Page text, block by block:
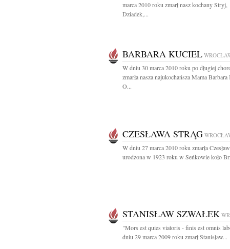
marca 2010 roku zmarł nasz kochany Stryj,
Dziadek,...
BARBARA KUCIEL
W dniu 30 marca 2010 roku po długiej
zmarła nasza najukochańsza Mama
O...
CZESŁAWA STRĄG
W dniu 27 marca 2010 roku zmarła
urodzona w 1923 roku w Seńkowie koło
STANISŁAW SZWAŁEK
"Mors est quies viatoris - finis est omnis
dniu 29 marca 2009 roku zmarł Stanisław...